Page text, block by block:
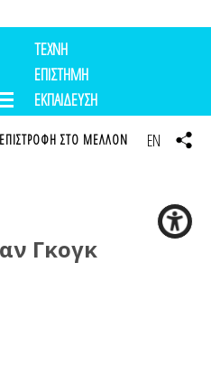
Γκογκ
ΤΕΧΝΗ
ΕΠΙΣΤΗΜΗ
ΕΚΠΑΙΔΕΥΣΗ
ΕΠΙΣΤΡΟΦΗ ΣΤΟ ΜΕΛΛΟΝ EN